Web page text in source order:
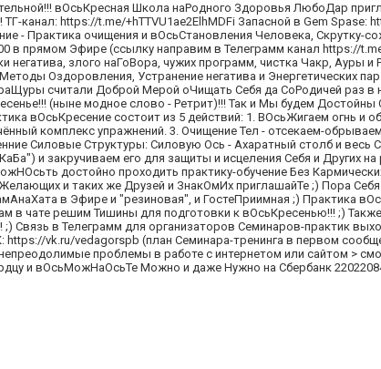
вОсьКресная Школа наРодного Здоровья ЛюбоДар
канал: https://t.me/+hTTVU1ae2ElhMDFi Запасной в Gem
- Практика очищения и вОсьСтановления Человека, Скрутку-
в прямом Эфире (ссылку направим в Телеграмм канал https://
негатива, злого наГоВора, чужих программ, чистка Чакр, Ауры
Оздоровления, Устранение негатива и Энергетических
считали Доброй Мерой оЧищать Себя да СоРодичей раз в
(ныне модное слово - Ретрит)!!! Так и Мы будем
вОсьКресение состоит из 5 действий: 1. ВОсьЖигаем огнь и
комплекс упражнений. 3. Очищение Тел - отсекаем-
Силовые Структуры: Силовую Ось - Ахаратный столб и весь
и закручиваем его для защиты и исцеления Себя и Других
достойно проходить практику-обучение Без
и таких же Друзей и ЗнакОмИх приглашайТе ;) Пора
в Эфире и "резиновая", и ГостеПриимная ;) Практика
в чате решим Тишины для подготовки к вОсьКресенью!!! ;)
в Телеграмм для организаторов Семинаров-практик
https://vk.ru/vedagorspb (план Семинара-тренинга в первом
проблемы в работе с интернетом или сайтом >
и вОсьМожНаОсьТе Можно и даже Нужно на Сбербанк